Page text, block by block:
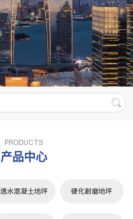
PRODUCTS
产品中心
透水混凝土地坪 硬化耐磨地坪